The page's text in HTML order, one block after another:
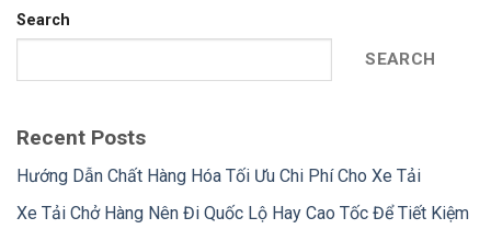
Search
SEARCH
Recent Posts
Hướng Dẫn Chất Hàng Hóa Tối Ưu Chi Phí Cho Xe Tải
Xe Tải Chở Hàng Nên Đi Quốc Lộ Hay Cao Tốc Để Tiết Kiệm